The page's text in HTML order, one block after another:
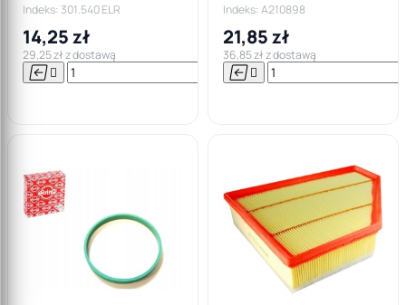
Indeks: 301.540 ELR
14,25 zł
29,25 zł z dostawą
  

X3 1.8D 2.0D
Indeks: A210898
21,85 zł
36,85 zł z dostawą
 